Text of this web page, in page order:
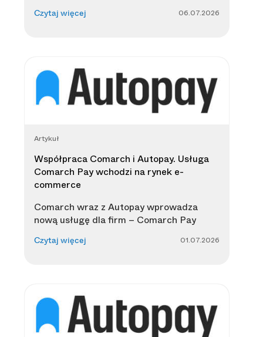
Czytaj więcej 06.07.2026
Artykuł
Współpraca Comarch i Autopay. Usługa
Comarch Pay wchodzi na rynek e-
commerce
Comarch wraz z Autopay wprowadza
nową usługę dla firm – Comarch Pay
Czytaj więcej 01.07.2026